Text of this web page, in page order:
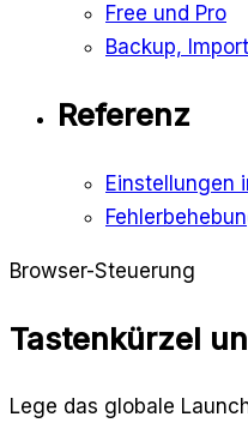
Free und Pro
Backup,
Referenz
Einstellungen
Browser-Steuerung
Tastenkürzel
Lege das globale